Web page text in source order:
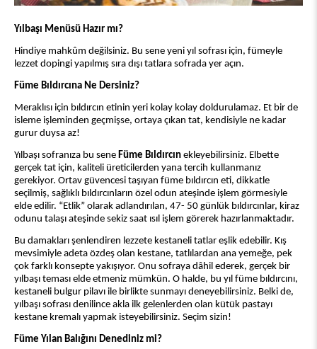
Yılbaşı Menüsü Hazır mı?
Hindiye mahkûm değilsiniz. Bu sene yeni yıl sofrası için, fümeyle
lezzet dopingi yapılmış sıra dışı tatlara sofrada yer açın.
Füme Bıldırcına Ne Dersiniz?
Meraklısı için bıldırcın etinin yeri kolay kolay doldurulamaz. Et bir de
isleme işleminden geçmişse, ortaya çıkan tat, kendisiyle ne kadar
gurur duysa az!
Yılbaşı sofranıza bu sene Füme Bıldırcın ekleyebilirsiniz. Elbette
gerçek tat için, kaliteli üreticilerden yana tercih kullanmanız
gerekiyor. Ortav güvencesi taşıyan füme bıldırcın eti, dikkatle
seçilmiş, sağlıklı bıldırcınların özel odun ateşinde işlem görmesiyle
elde edilir. “Etlik” olarak adlandırılan, 47- 50 günlük bıldırcınlar, kiraz
odunu talaşı ateşinde sekiz saat ısıl işlem görerek hazırlanmaktadır.
Bu damakları şenlendiren lezzete kestaneli tatlar eşlik edebilir. Kış
mevsimiyle adeta özdeş olan kestane, tatlılardan ana yemeğe, pek
çok farklı konsepte yakışıyor. Onu sofraya dâhil ederek, gerçek bir
yılbaşı teması elde etmeniz mümkün. O halde, bu yıl füme bıldırcını,
kestaneli bulgur pilavı ile birlikte sunmayı deneyebilirsiniz. Belki de,
yılbaşı sofrası denilince akla ilk gelenlerden olan kütük pastayı
kestane kremalı yapmak isteyebilirsiniz. Seçim sizin!
Füme Yılan Balığını Denediniz mi?